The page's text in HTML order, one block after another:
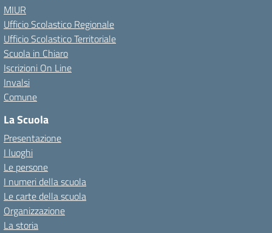
MIUR
Ufficio Scolastico Regionale
Ufficio Scolastico Territoriale
Scuola in Chiaro
Iscrizioni On Line
Invalsi
Comune
La Scuola
Presentazione
I luoghi
Le persone
I numeri della scuola
Le carte della scuola
Organizzazione
La storia